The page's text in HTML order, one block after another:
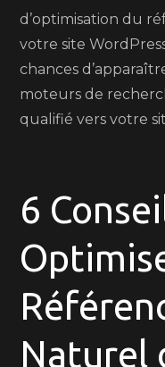
d’optimisation du
votre site
chances
moteurs de
qualifié vers votre
6
Naturel